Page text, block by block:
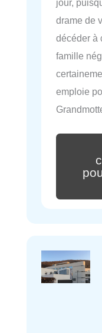
jour,
drame de
décéder à
famille
emploie